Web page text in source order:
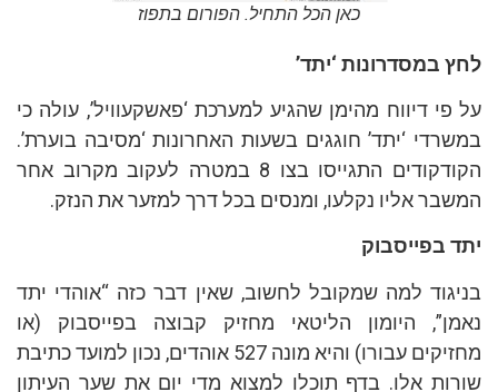
כאן הכל התחיל. הפורום בתפוז
לחץ במסדרונות ‘יתד’
על פי דיווח מהימן שהגיע למערכת ‘פאשקעוויל’, עולה כי
במשרדי ‘יתד’ חוגגים בשעות האחרונות ‘מסיבה בוערת’.
הקודקודים התגייסו בצו 8 במטרה לעקוב מקרוב אחר
המשבר אליו נקלעו, ומנסים בכל דרך למזער את הנזק.
יתד בפייסבוק
בניגוד למה שמקובל לחשוב, שאין דבר כזה “אוהדי יתד
נאמן”, היומון הליטאי מחזיק קבוצה בפייסבוק (או
מחזיקים עבורו) והיא מונה 527 אוהדים, נכון למועד כתיבת
שורות אלו. בדף תוכלו למצוא מדי יום את שער העיתון